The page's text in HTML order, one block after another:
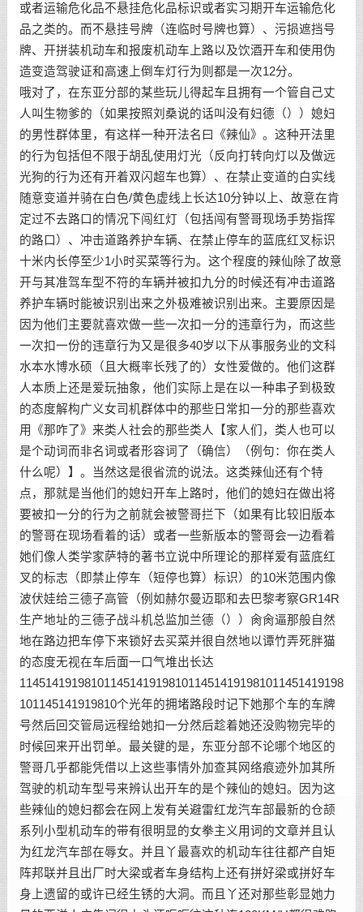
或者运输危化品不悬挂危化品标识或者实习期开车运输危化
品之类的。而不悬挂号牌（连临时号牌也算）、污损遮挡号
牌、开拼装机动车和报废机动车上路以及饮酒开车和使用伪
造变造驾驶证和高速上倒车灯行为则都是一次12分。
哦对了，在东亚分部的某些玩儿得起车且拥有一个管自己丈
人叫生物爹的（如果按照刘桑说的话叫没有妇德（））媳妇
的男性群体里，有这样一种开法名曰《辣仙》。这种开法里
的行为包括但不限于胡乱使用灯光（反向打转向灯以及做远
光狗的行为还有开着双闪超车也算）、在禁止变道的白实线
随意变道并骑在白色/黄色虚线上长达10分钟以上、故意在肯
定过不去路口的情况下闯红灯（包括闯有警哥现场手势指挥
的路口）、冲击道路养护车辆、在禁止停车的蓝底红叉标识
十米内长停至少1小时买菜等行为。这个程度的辣仙除了故意
开与其准驾车型不符的车辆并被扣九分的时候还有冲击道路
养护车辆时能被识别出来之外极难被识别出来。主要原因是
因为他们主要就喜欢做一些一次扣一分的违章行为，而这些
一次扣一份的违章行为又是很多40岁以下从事服务业的文科
水本水博水硕（且大概率长残了的）女性爱做的。他们这群
人本质上还是爱玩抽象，他们实际上是在以一种串子到极致
的态度解构广义女司机群体中的那些日常扣一分的那些喜欢
用《那咋了》来类人社会的那些类人【家人们，类人也可以
是个动词而非名词或者形容词了（确信）（例句：你在类人
什么呢）】。当然这是很省流的说法。这类辣仙还有个特
点，那就是当他们的媳妇开车上路时，他们的媳妇在做出将
要被扣一分的行为之前就会被警哥拦下（如果有比较旧版本
的警哥在现场看着的话）或者一些新版本的警哥会一边看着
她们像人类学家萨特的著书立说中所理论的那样爱有蓝底红
叉的标志（即禁止停车（短停也算）标识）的10米范围内像
波伏娃给三德子高管（例如赫尔曼迈耶和去巴黎考察GR14R
生产地址的三德子战斗机总监加兰德（））肏肏逼那般自然
地在路边把车停下来锁好去买菜并很自然地以谭竹弄死胖猫
的态度无视在车后面一口气堆出长达
11451419198101145141919810114514191981011451419198
101145141919810个光年的拥堵路段时记下她那个车的车牌
号然后回交管局远程给她扣一分然后趁着她还没购物完毕的
时候回来开出罚单。最关键的是，东亚分部不论哪个地区的
警哥几乎都能凭借以上这些事情外加查其网络痕迹外加其所
驾驶的机动车型号来辨认出开车的是个辣仙的媳妇。因为这
些辣仙的媳妇都会在网上发有关避雷红龙汽车部最新的仓颉
系列小型机动车的带有很明显的女拳主义用词的文章并且认
为红龙汽车部在辱女。并且丫最喜欢的机动车往往都产自矩
阵邦联并且出厂时大梁或者车身结构上还有拼好梁或拼好车
身上遗留的或许已经生锈的大洞。而且丫还对那些彰显她力